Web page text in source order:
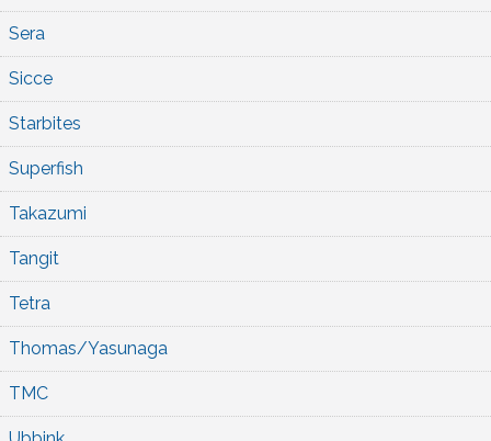
Sera
Sicce
Starbites
Superfish
Takazumi
Tangit
Tetra
Thomas/Yasunaga
TMC